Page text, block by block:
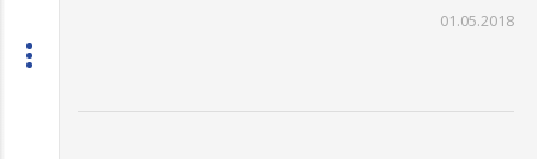
01.05.2018